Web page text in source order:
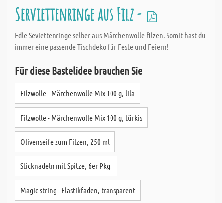
Serviettenringe aus Filz -
Edle Seviettenringe selber aus Märchenwolle filzen. Somit hast du
immer eine passende Tischdeko für Feste und Feiern!
Für diese Bastelidee brauchen Sie
Filzwolle - Märchenwolle Mix 100 g, lila
Filzwolle - Märchenwolle Mix 100 g, türkis
Olivenseife zum Filzen, 250 ml
Sticknadeln mit Spitze, 6er Pkg.
Magic string - Elastikfaden, transparent